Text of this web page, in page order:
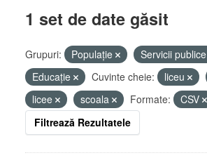
1 set de date găsit
Grupuri: Populație
Servicii publice
Educație
Cuvinte cheie: liceu
licee
scoala Formate:
CSV
Filtrează Rezultatele